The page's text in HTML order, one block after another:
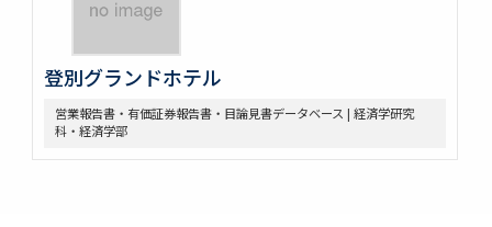
登別グランドホテル
営業報告書・有価証券報告書・目論見書データベース | 経済学研究
科・経済学部